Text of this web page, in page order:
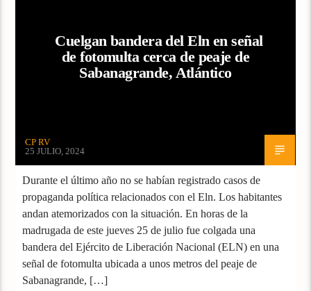
Cuelgan bandera del Eln en señal
de fotomulta cerca de peaje de
Sabanagrande, Atlántico
CP RV
25 JULIO, 2024
Durante el último año no se habían registrado casos de
propaganda política relacionados con el Eln. Los habitantes
andan atemorizados con la situación. En horas de la
madrugada de este jueves 25 de julio fue colgada una
bandera del Ejército de Liberación Nacional (ELN) en una
señal de fotomulta ubicada a unos metros del peaje de
Sabanagrande, […]